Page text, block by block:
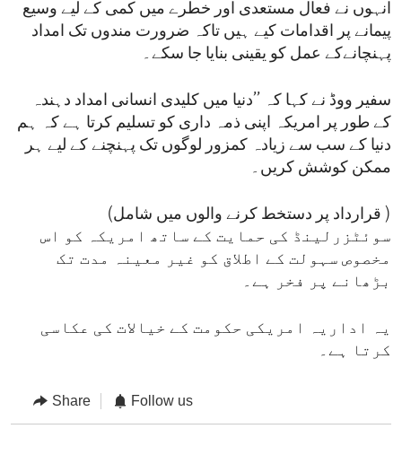
انہوں نے فعال مستعدی اور خطرے میں کمی کے لیے وسیع
پیمانے پر اقدامات کیے ہیں تاکہ ضرورت مندوں تک امداد
پہنچانےکے عمل کو یقینی بنایا جا سکے۔
سفیر ووڈ نے کہا کہ ’’دنیا میں کلیدی انسانی امداد دہندہ
کے طور پر امریکہ اپنی ذمہ داری کو تسلیم کرتا ہے کہ ہم
دنیا کے سب سے زیادہ کمزور لوگوں تک پہنچنے کے لیے ہر
ممکن کوشش کریں۔
(قرارداد پر دستخط کرنے والوں میں شامل )
سوئٹزرلینڈ کی حمایت کے ساتھ امریکہ کو اس
مخصوص سہولت کے اطلاق کو غیر معینہ مدت تک
بڑھانے پر فخر ہے۔
یہ اداریہ امریکی حکومت کے خیالات کی عکاسی
کرتا ہے۔
Share Follow us